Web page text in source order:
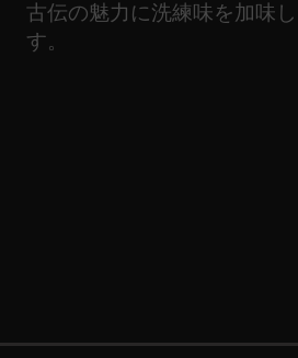
古伝の魅力に洗練味を加味
す。